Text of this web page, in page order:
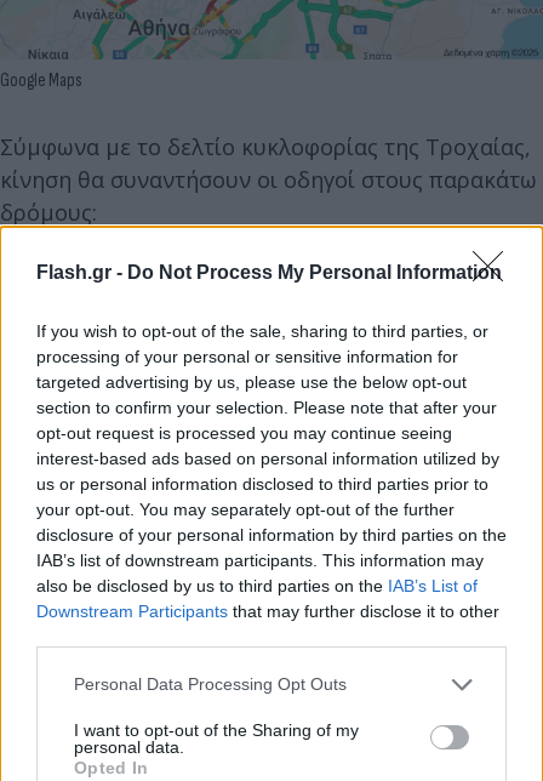
Flash.gr - Do Not Process My Personal Information
If you wish to opt-out of the sale, sharing to third parties, or
processing of your personal or sensitive information for
targeted advertising by us, please use the below opt-out
section to confirm your selection. Please note that after your
opt-out request is processed you may continue seeing
interest-based ads based on personal information utilized by
us or personal information disclosed to third parties prior to
your opt-out. You may separately opt-out of the further
disclosure of your personal information by third parties on the
IAB’s list of downstream participants. This information may
also be disclosed by us to third parties on the IAB’s List of
Downstream Participants that may further disclose it to other
Please note that this website/app uses one or more Google
not limited to your visit or usage behaviour. You may click to
grant or deny consent to Google and its third-party tags to
Personal Data Processing Opt Outs
I want to opt-out of the Sharing of my
personal data.
Opted In
Google Maps
Σύμφωνα με το δελτίο κυκλοφορίας της Τροχαίας,
κίνηση θα συναντήσουν οι οδηγοί στους παρακάτω
δρόμους:
Αθηνών-Κορίνθου/Λ. Αθηνών (έξοδος)
Αθηνών-Λαμίας(Αθηνών έως κόμβος
Καλυφτάκη -έξοδος)
Αθηνών-Λαμίας(κόμβος Καλυφτάκη έως
Αθηνών-είσοδος)
Αλεξάνδρας
Κατεχάκη (ρεύμα από Ηλιούπολη)
Λ. Κηφισίας (άνοδος)
Λ. Κηφισίας (κάθοδος)
Βασ. Σοφίας (άνοδος)
Σταδίου